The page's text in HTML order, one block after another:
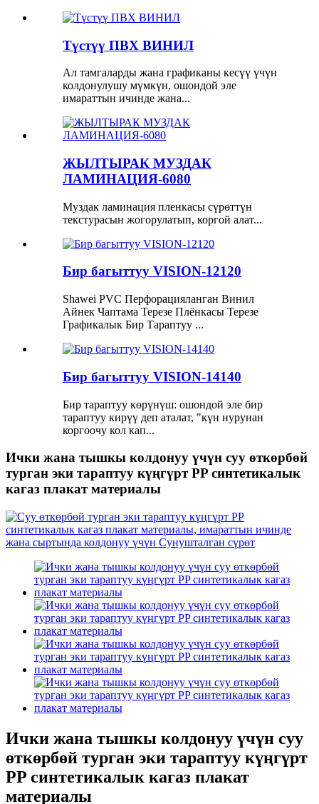
Түстүү ПВХ ВИНИЛ
Ал тамгаларды жана графиканы кесүү үчүн
колдонулушу мүмкүн, ошондой эле
имараттын ичинде жана...
ЖЫЛТЫРАК МУЗДАК
ЛАМИНАЦИЯ-6080
Муздак ламинация пленкасы сүрөттүн
текстурасын жогорулатып, коргой алат...
Бир багыттуу VISION-12120
Shawei PVC Перфорацияланган Винил
Айнек Чаптама Терезе Плёнкасы Терезе
Графикалык Бир Тараптуу ...
Бир багыттуу VISION-14140
Бир тараптуу көрүнүш: ошондой эле бир
тараптуу кирүү деп аталат, "күн нурунан
коргоочу кол кап...
Ички жана тышкы колдонуу үчүн суу өткөрбөй
турган эки тараптуу күңгүрт PP синтетикалык
кагаз плакат материалы
Ички жана тышкы колдонуу үчүн суу
өткөрбөй турган эки тараптуу күңгүрт
PP синтетикалык кагаз плакат
материалы